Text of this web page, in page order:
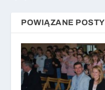
POWIĄZANE POSTY